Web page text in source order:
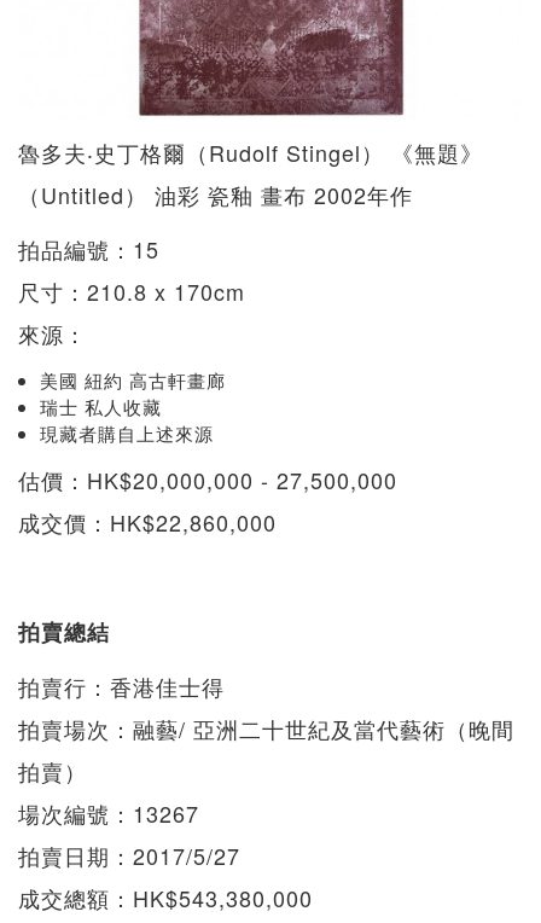
魯多夫‧史丁格爾（Rudolf Stingel） 《無題》
（Untitled） 油彩 瓷釉 畫布 2002年作
拍品編號：15
尺寸：210.8 x 170cm
來源：
美國 紐約 高古軒畫廊
瑞士 私人收藏
現藏者購自上述來源
估價：HK$20,000,000 - 27,500,000
成交價：HK$22,860,000
拍賣總結
拍賣行：香港佳士得
拍賣場次：融藝/ 亞洲二十世紀及當代藝術（晚間
拍賣）
場次編號：13267
拍賣日期：2017/5/27
成交總額：HK$543,380,000